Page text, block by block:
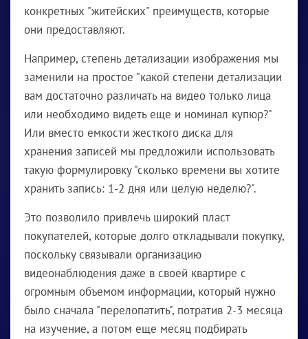
конкретных "житейских" преимуществ, которые
они предоставляют.
Например, степень детализации изображения мы
заменили на простое "какой степени детализации
вам достаточно различать на видео только лица
или необходимо видеть еще и номинал купюр?"
Или вместо емкости жесткого диска для
хранения записей мы предложили использовать
такую формулировку "сколько времени вы хотите
хранить запись: 1-2 дня или целую неделю?".
Это позволило привлечь широкий пласт
покупателей, которые долго откладывали покупку,
поскольку связывали организацию
видеонаблюдения даже в своей квартире с
огромным объемом информации, который нужно
было сначала "перелопатить", потратив 2-3 месяца
на изучение, а потом еще месяц подбирать